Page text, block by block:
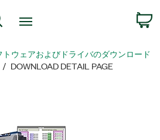
ウント
検索
トウェアおよびドライバのダウンロード
DOWNLOAD DETAIL PAGE